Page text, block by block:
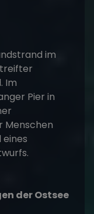
der Ostsee